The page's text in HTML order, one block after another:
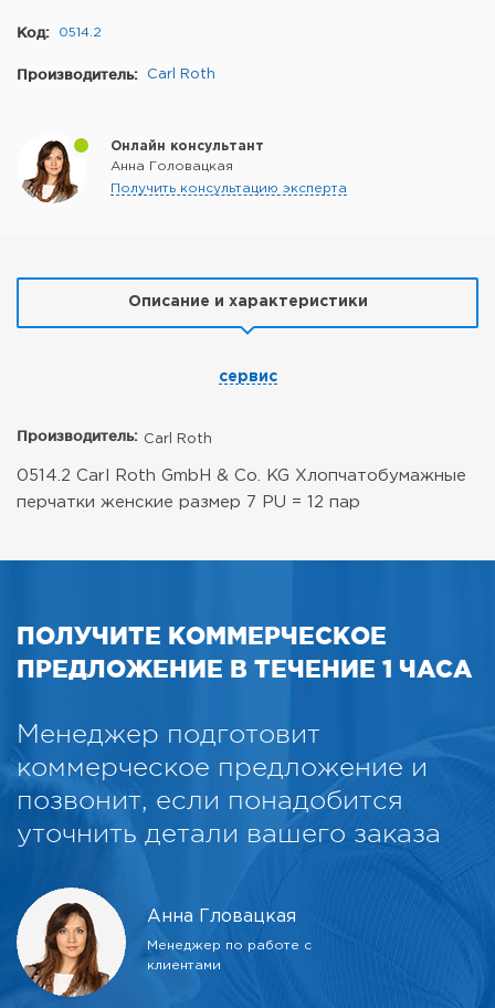
Код: 0514.2
Производитель: Carl Roth
Онлайн консультант
Анна Головацкая
Получить консультацию эксперта
Описание и характеристики
сервис
Производитель: Carl Roth
0514.2 Carl Roth GmbH & Co. KG Хлопчатобумажные
перчатки женские размер 7 PU = 12 пар
ПОЛУЧИТЕ КОММЕРЧЕСКОЕ
ПРЕДЛОЖЕНИЕ В ТЕЧЕНИЕ 1 ЧАСА
Менеджер подготовит
коммерческое предложение и
позвонит, если понадобится
уточнить детали вашего заказа
Анна Гловацкая
Менеджер по работе с
клиентами